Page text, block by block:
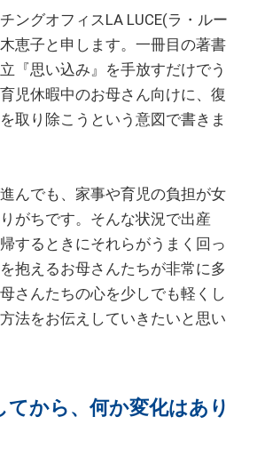
ングオフィスLA LUCE(ラ・ルー
恵子と申します。一冊目の著書
『思い込み』を手放すだけでう
児休暇中のお母さん向けに、復
取り除こうという意図で書きま
んでも、家事や育児の負担が女
がちです。そんな状況で出産
するときにそれらがうまく回っ
抱えるお母さんたちが非常に多
さんたちの心を少しでも軽くし
法をお伝えしていきたいと思い
てから、何か変化はあり